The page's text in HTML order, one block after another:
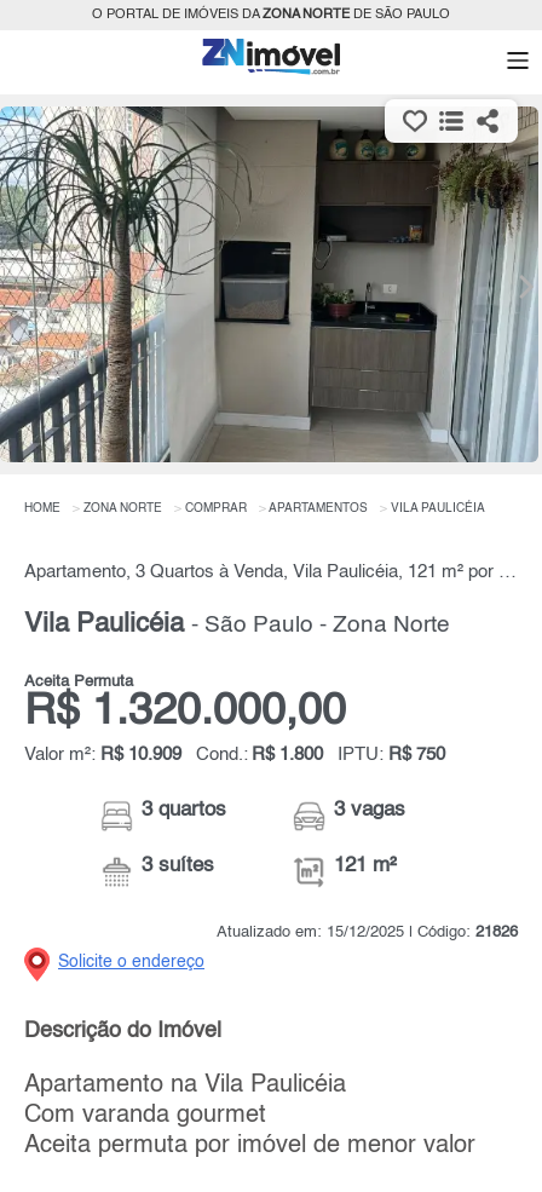
O PORTAL DE IMÓVEIS DAZONA NORTEDE SÃO PAULO
HOME ZONA NORTE COMPRAR APARTAMENTOS VILA PAULICÉIA
Apartamento, 3 Quartos à Venda, Vila Paulicéia, 121 m² por R$ 1.320.000,00
Vila Paulicéia - São Paulo - Zona Norte
Aceita Permuta
R$ 1.320.000,00
Valor m²: R$ 10.909 Cond.: R$ 1.800 IPTU: R$ 750
3 quartos
3 suítes
3 vagas
121 m²
Atualizado em: 15/12/2025 | Código: 21826
Solicite o endereço
Descrição do Imóvel
Apartamento na Vila Paulicéia
Com varanda gourmet
Aceita permuta por imóvel de menor valor